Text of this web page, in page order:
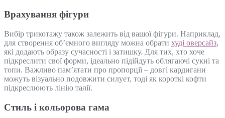
Врахування фігури
Вибір трикотажу також залежить від вашої фігури. Наприклад,
для створення об’ємного вигляду можна обрати худі оверсайз,
які додають образу сучасності і затишку. Для тих, хто хоче
підкреслити свої форми, ідеально підійдуть облягаючі сукні та
топи. Важливо пам’ятати про пропорції – довгі кардигани
можуть візуально подовжити силует, тоді як короткі кофти
підкреслюють лінію талії.
Стиль і кольорова гама